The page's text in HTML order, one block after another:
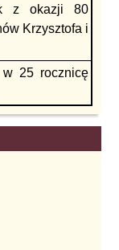
z okazji 80
Krzysztofa i
25 rocznicę